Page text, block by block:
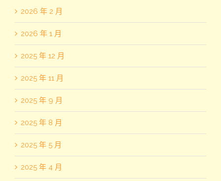
2026 年 2 月
2026 年 1 月
2025 年 12 月
2025 年 11 月
2025 年 9 月
2025 年 8 月
2025 年 5 月
2025 年 4 月